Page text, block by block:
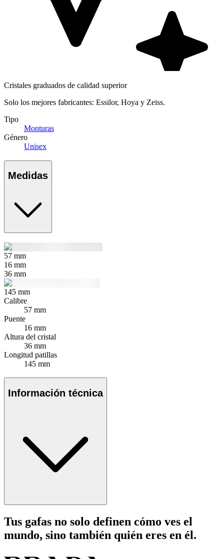
Cristales graduados de calidad superior
Solo los mejores fabricantes: Essilor, Hoya y Zeiss.
Tipo
Monturas
Género
Unisex
Medidas
57 mm
16 mm
36 mm
145 mm
Calibre
57 mm
Puente
16 mm
Altura del cristal
36 mm
Longitud patillas
145 mm
Información técnica
Tus gafas no solo definen cómo ves el
mundo, sino también quién eres en él.